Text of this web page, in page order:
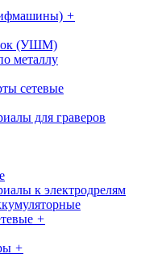
+
(УШМ)
металлу
сетевые
для граверов
к электродрелям
+
+